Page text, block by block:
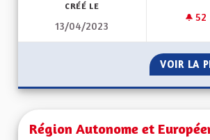
CRÉÉ LE
13/04/2023
52
VOIR LA
Région Autonome et